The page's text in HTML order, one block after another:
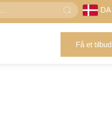
DA
Få et tilbud